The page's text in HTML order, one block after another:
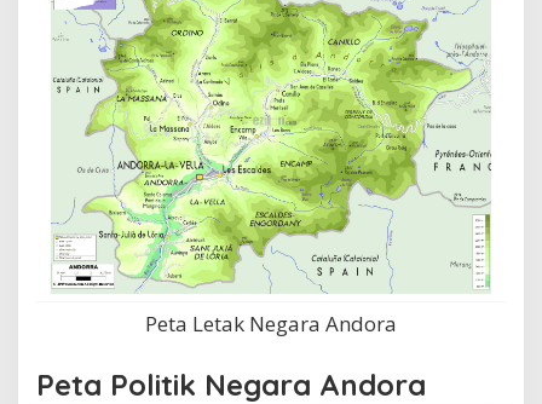
Peta Letak Negara Andora
Peta Politik Negara Andora